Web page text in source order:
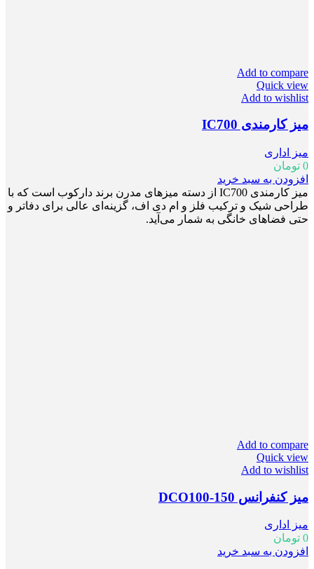
Add to compare
Quick view
Add to wishlist
میز کارمندی IC700
میز اداری
0 تومان
افزودن به سبد خرید
میز کارمندی IC700 از دسته میزهای مدرن برند دارکوب است که با
طراحی شیک و ترکیب فلز و ام دی اف، گزینه‌ای عالی برای دفاتر و
حتی فضاهای خانگی به شمار می‌آید.
Add to compare
Quick view
Add to wishlist
میز کنفرانس DCO100-150
میز اداری
0 تومان
افزودن به سبد خرید